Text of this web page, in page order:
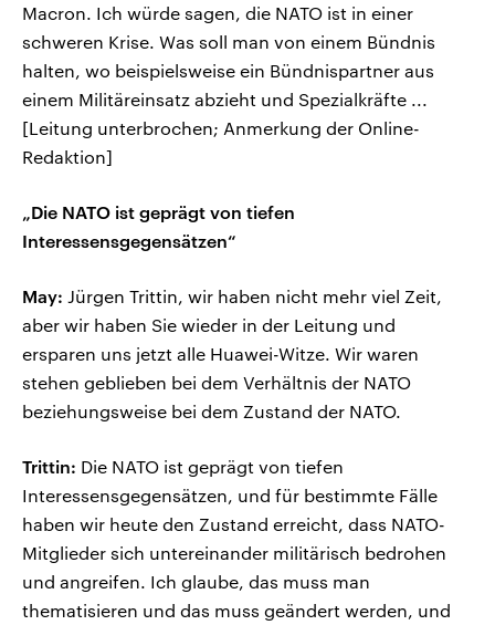
Macron. Ich würde sagen, die NATO ist in einer
schweren Krise. Was soll man von einem Bündnis
halten, wo beispielsweise ein Bündnispartner aus
einem Militäreinsatz abzieht und Spezialkräfte ...
[Leitung unterbrochen; Anmerkung der Online-
Redaktion]
„Die NATO ist geprägt von tiefen
Interessensgegensätzen“
May: Jürgen Trittin, wir haben nicht mehr viel Zeit,
aber wir haben Sie wieder in der Leitung und
ersparen uns jetzt alle Huawei-Witze. Wir waren
stehen geblieben bei dem Verhältnis der NATO
beziehungsweise bei dem Zustand der NATO.
Trittin: Die NATO ist geprägt von tiefen
Interessensgegensätzen, und für bestimmte Fälle
haben wir heute den Zustand erreicht, dass NATO-
Mitglieder sich untereinander militärisch bedrohen
und angreifen. Ich glaube, das muss man
thematisieren und das muss geändert werden, und